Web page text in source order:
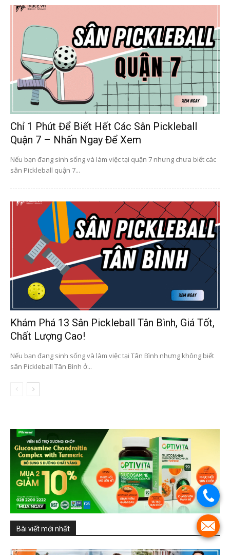
Chỉ 1 Phút Để Biết Hết Các Sân Pickleball
Quận 7 – Nhấn Ngay Để Xem
Nếu bạn đang sinh sống và làm việc tại quận 7 nhưng chưa biết các
sân Pickleball quận 7...
Khám Phá 13 Sân Pickleball Tân Bình, Giá Tốt,
Chất Lượng Cao!
Nếu bạn đang sinh sống và làm việc tại Tân Bình nhưng không biết
sân Pickleball Tân Bình ở...
Bài viết mới nhất
.
.